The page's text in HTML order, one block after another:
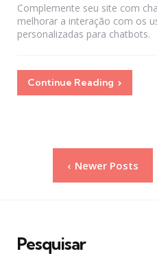
Complemente seu site com
melhorar a interação com os
personalizadas para chatbots.
Continue Reading
PaginaçãoNewer Posts
Pesquisar